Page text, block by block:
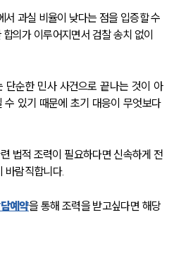
사고전문변호사추천
언론보도
법률서식
터/브로슈어
세미나
률상담예약
서 과실 비율이 낮다는 점을 입증할 수
의가 이루어지면서 검찰 송치 없이
단순한 민사 사건으로 끝나는 것이 아
수 있기 때문에 초기 대응이 무엇보다
법적 조력이 필요하다면 신속하게 전
바람직합니다.
예약을 통해 조력을 받고싶다면 해당